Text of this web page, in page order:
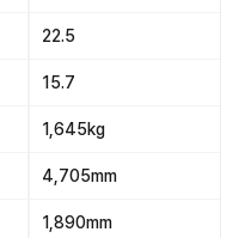
22.5
15.7
1,645kg
4,705mm
1,890mm